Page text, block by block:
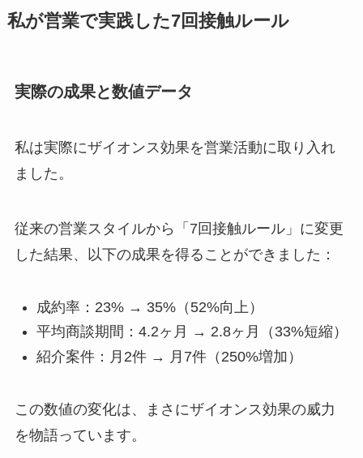
私が営業で実践した7回接触ルール
実際の成果と数値データ
私は実際にザイオンス効果を営業活動に取り入れ
ました。
従来の営業スタイルから「7回接触ルール」に変更
した結果、以下の成果を得ることができました：
成約率：23% → 35%（52%向上）
平均商談期間：4.2ヶ月 → 2.8ヶ月（33%短縮）
紹介案件：月2件 → 月7件（250%増加）
この数値の変化は、まさにザイオンス効果の威力
を物語っています。